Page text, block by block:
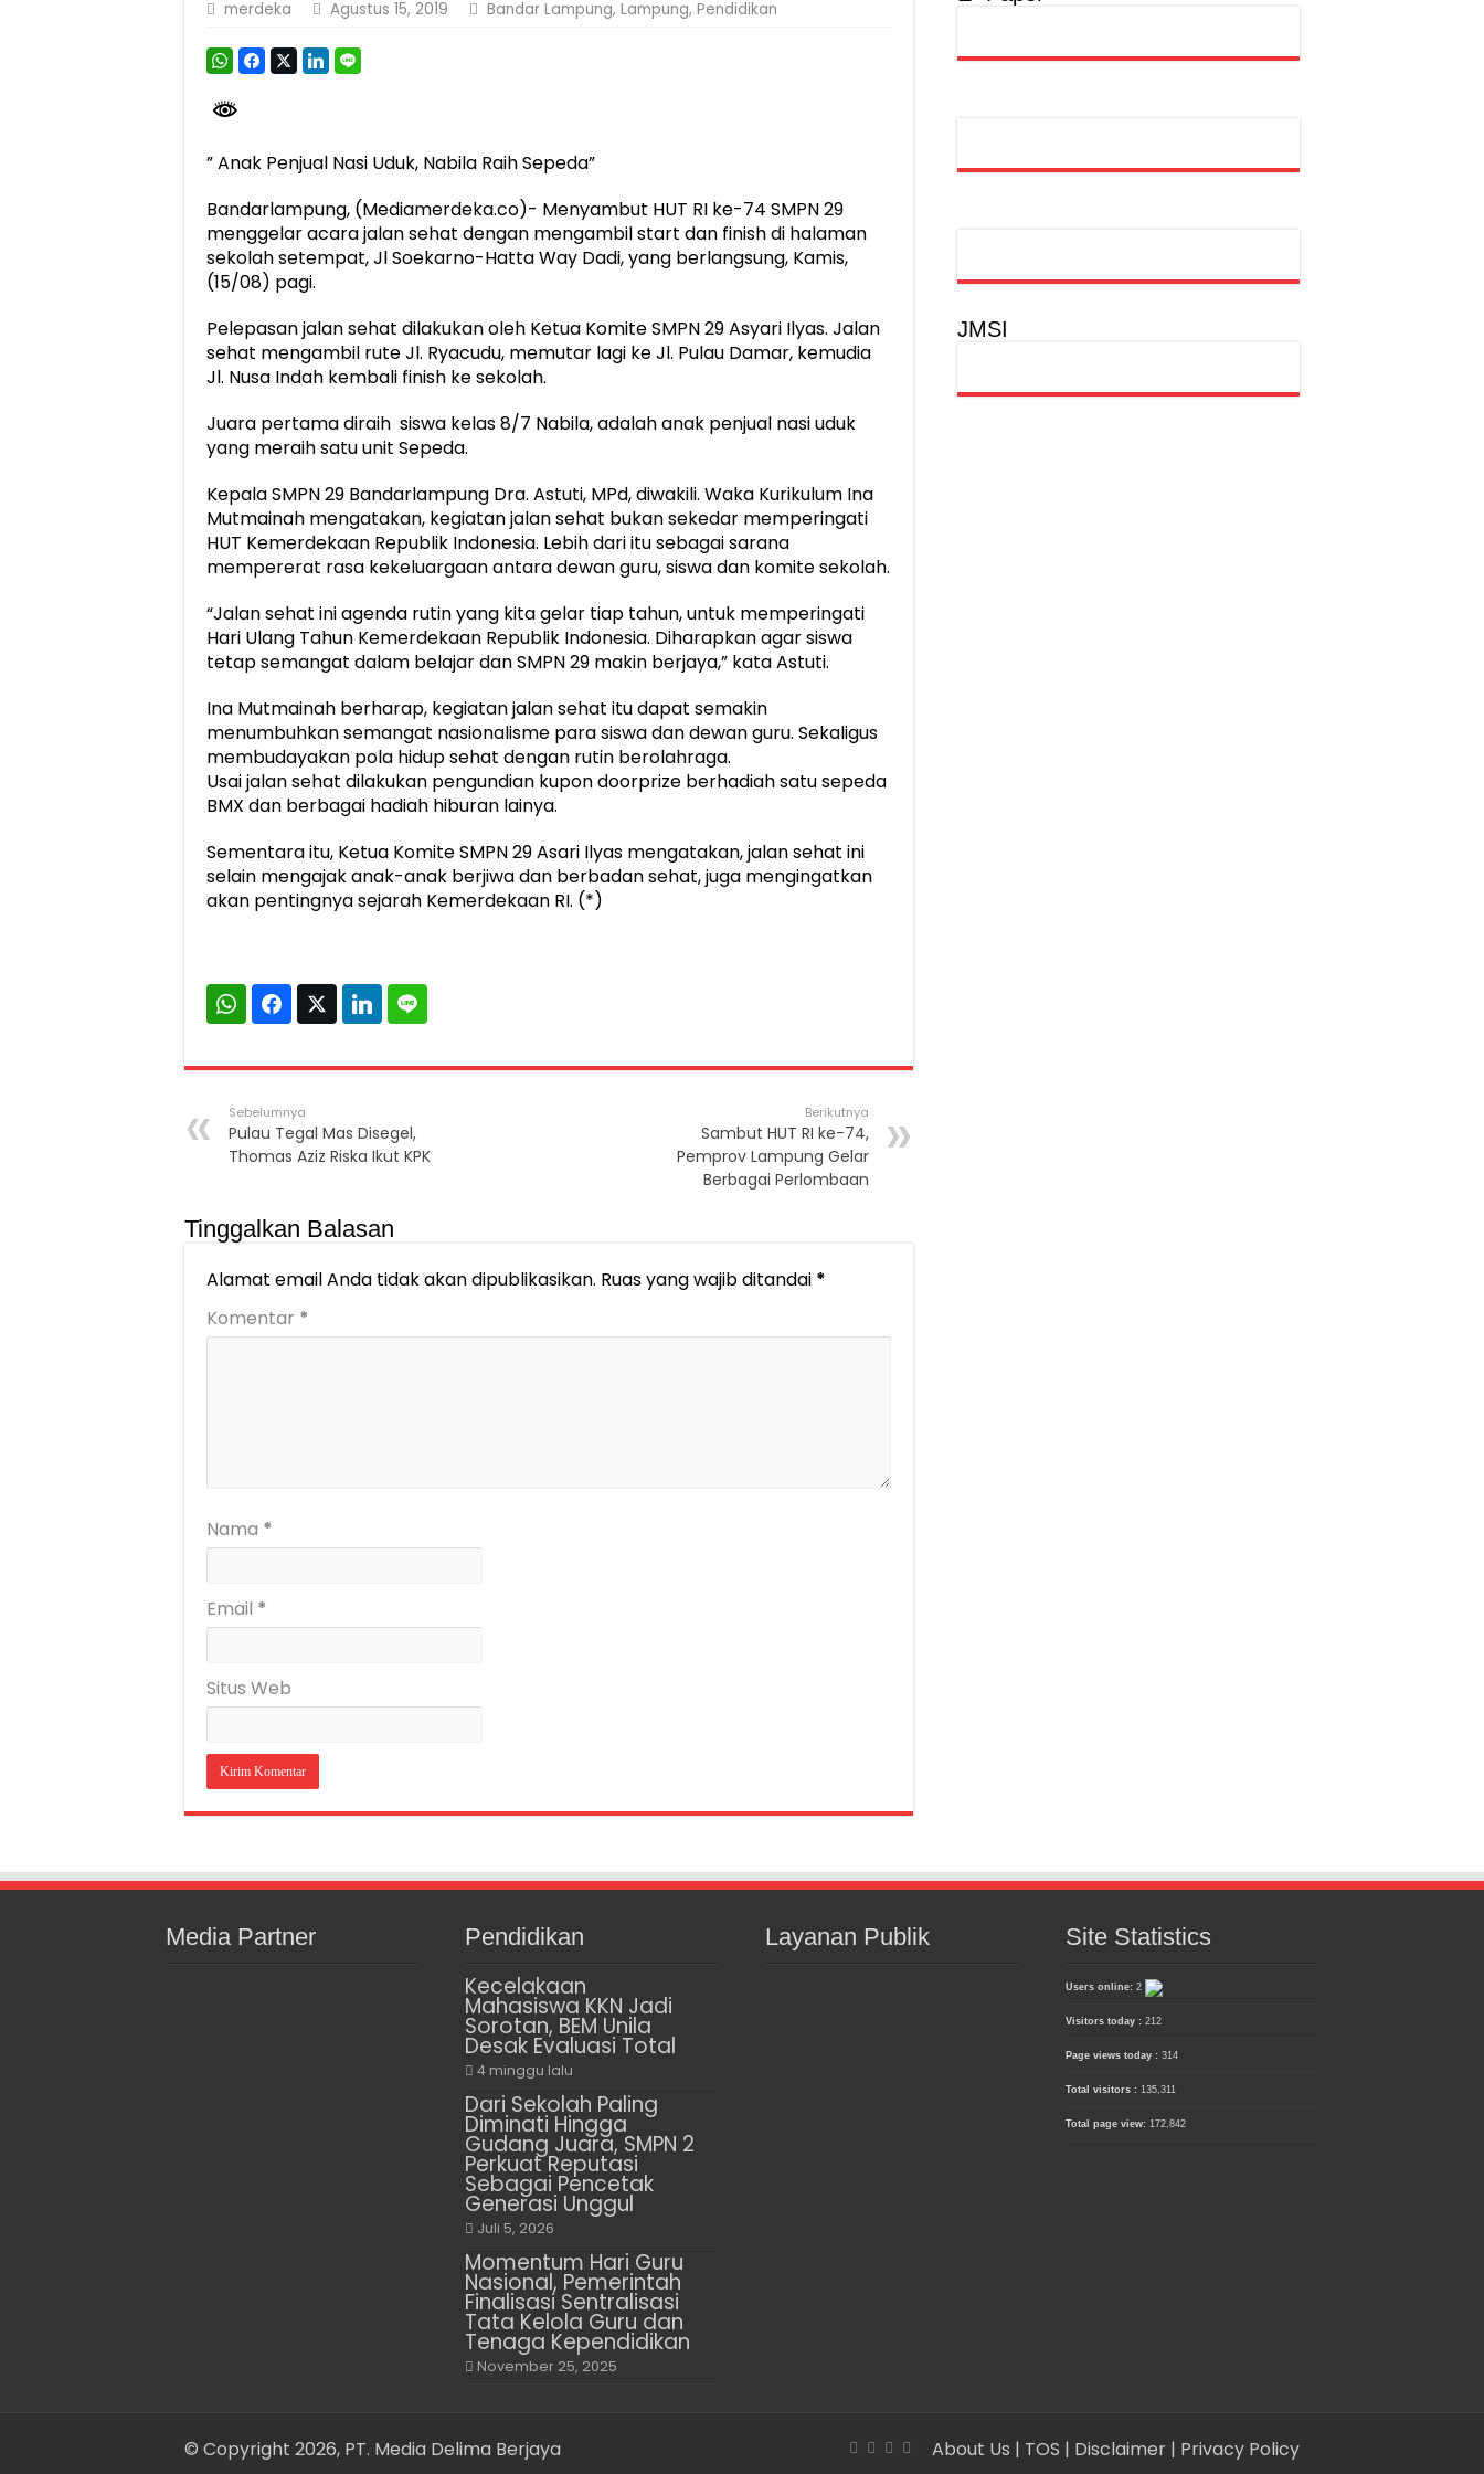
Berkontribusi terhadap Keselamatan dan Mobilitas Masyarakat, Jasa Raharja Raih Penghargaan di Ajang Transportasi Indonesia Awards 2026
Pemprov Lampung Dukung Penuh Lampung Financial Festival, Perkuat Literasi Keuangan Generasi Muda
Pengesahan Raperda APBD 2025 Jadi Langkah Penguatan Akuntabilitas dan Pembangunan Lampung
merdeka Agustus 15, 2019 Bandar Lampung, Lampung, Pendidikan
” Anak Penjual Nasi Uduk, Nabila Raih Sepeda”
Bandarlampung, (Mediamerdeka.co)- Menyambut HUT RI ke-74 SMPN 29
menggelar acara jalan sehat dengan mengambil start dan finish di halaman
sekolah setempat, Jl Soekarno-Hatta Way Dadi, yang berlangsung, Kamis,
(15/08) pagi.
Pelepasan jalan sehat dilakukan oleh Ketua Komite SMPN 29 Asyari Ilyas. Jalan
sehat mengambil rute Jl. Ryacudu, memutar lagi ke Jl. Pulau Damar, kemudia
Jl. Nusa Indah kembali finish ke sekolah.
Juara pertama diraih siswa kelas 8/7 Nabila, adalah anak penjual nasi uduk
yang meraih satu unit Sepeda.
Kepala SMPN 29 Bandarlampung Dra. Astuti, MPd, diwakili. Waka Kurikulum Ina
Mutmainah mengatakan, kegiatan jalan sehat bukan sekedar memperingati
HUT Kemerdekaan Republik Indonesia. Lebih dari itu sebagai sarana
mempererat rasa kekeluargaan antara dewan guru, siswa dan komite sekolah.
“Jalan sehat ini agenda rutin yang kita gelar tiap tahun, untuk memperingati
Hari Ulang Tahun Kemerdekaan Republik Indonesia. Diharapkan agar siswa
tetap semangat dalam belajar dan SMPN 29 makin berjaya,” kata Astuti.
Ina Mutmainah berharap, kegiatan jalan sehat itu dapat semakin
menumbuhkan semangat nasionalisme para siswa dan dewan guru. Sekaligus
membudayakan pola hidup sehat dengan rutin berolahraga.
Usai jalan sehat dilakukan pengundian kupon doorprize berhadiah satu sepeda
BMX dan berbagai hadiah hiburan lainya.
Sementara itu, Ketua Komite SMPN 29 Asari Ilyas mengatakan, jalan sehat ini
selain mengajak anak-anak berjiwa dan berbadan sehat, juga mengingatkan
akan pentingnya sejarah Kemerdekaan RI. (*)
Sebelumnya
Pulau Tegal Mas Disegel,
Thomas Aziz Riska Ikut KPK
Berikutnya
Sambut HUT RI ke-74,
Pemprov Lampung Gelar
Berbagai Perlombaan
Tinggalkan Balasan
Alamat email Anda tidak akan dipublikasikan. Ruas yang wajib ditandai *
Komentar *
Nama *
Email *
Situs Web
JMSI
Media Partner Pendidikan
Kecelakaan
Mahasiswa KKN Jadi
Sorotan, BEM Unila
Desak Evaluasi Total
4 minggu lalu
Dari Sekolah Paling
Diminati Hingga
Gudang Juara, SMPN 2
Perkuat Reputasi
Sebagai Pencetak
Generasi Unggul
Juli 5, 2026
Momentum Hari Guru
Nasional, Pemerintah
Finalisasi Sentralisasi
Tata Kelola Guru dan
Tenaga Kependidikan
November 25, 2025
Layanan Publik Site Statistics
Users online: 2
Visitors today : 212
Page views today : 314
Total visitors : 135,311
Total page view: 172,842
About Us | TOS | Disclaimer | Privacy Policy
© Copyright 2026, PT. Media Delima Berjaya